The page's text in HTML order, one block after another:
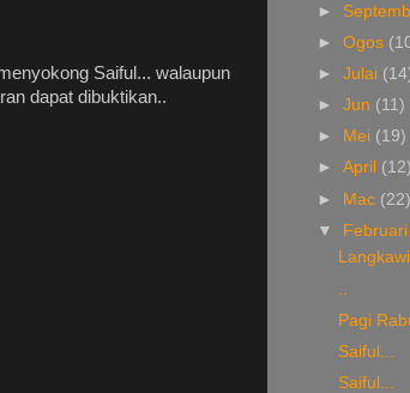
Saiful... walaupun
dapat dibuktikan..
►
►Ogos
►Julai
►Jun (11)
►
Mei (19)
►April (12)
► Mac (22)
▼ Februari
Pagi
Saiful...
Saiful...